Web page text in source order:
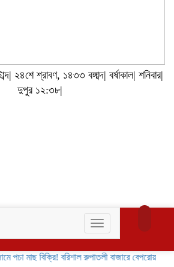
২৪শে শ্রাবণ, ১৪৩৩ বঙ্গাব্দ| বর্ষাকাল| শনিবার|
দুপুর ১২:৩৮|
Toggle
navigation
মাছ বিক্রি! বরিশাল রুপাতলী বাজারে বেপরোয়া মাছ